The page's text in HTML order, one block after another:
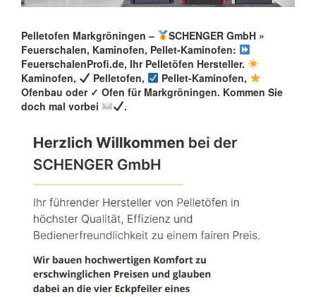
Pelletofen Markgröningen –
SCHENGER GmbH »
Feuerschalen, Kaminofen, Pellet-Kaminofen:
FeuerschalenProfi.de, Ihr Pelletöfen Hersteller.
Kaminofen,
Pelletofen,
Pellet-Kaminofen,
Ofenbau oder ✓ Ofen für Markgröningen. Kommen Sie
doch mal vorbei
.